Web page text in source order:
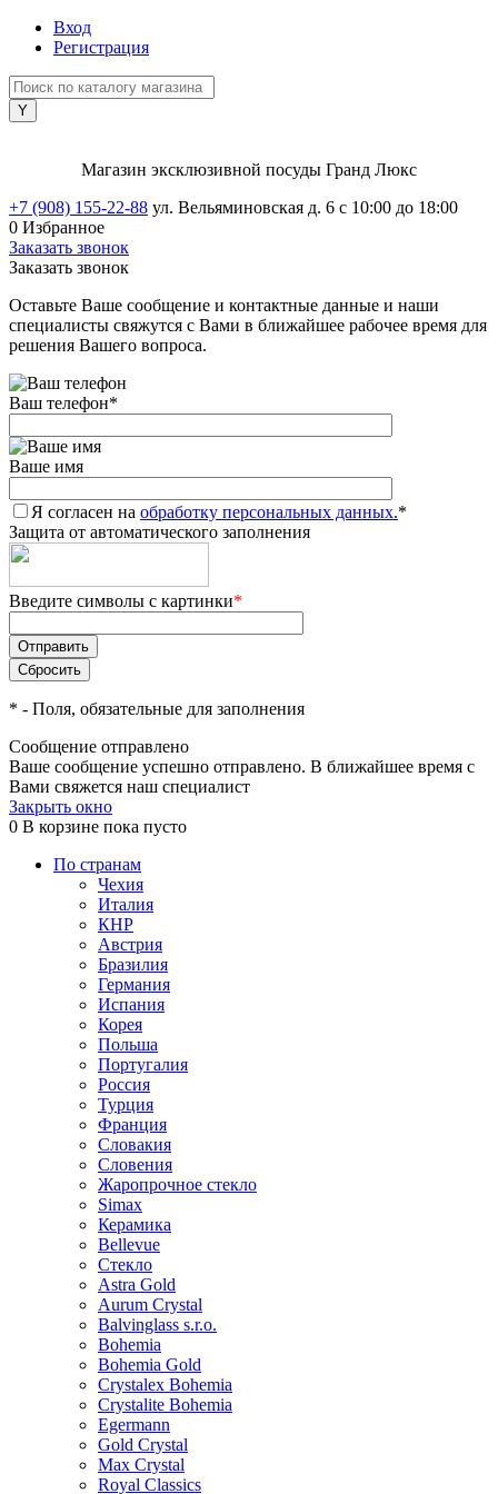
Вход
Регистрация
Магазин эксклюзивной посуды Гранд Люкс
+7 (908) 155-22-88 ул. Вельяминовская д. 6 с 10:00 до 18:00
0 Избранное
Заказать звонок
Заказать звонок
Оставьте Ваше сообщение и контактные данные и наши
специалисты свяжутся с Вами в ближайшее рабочее время для
решения Вашего вопроса.
Ваш телефон*
Ваше имя
Я согласен на обработку персональных данных.*
Защита от автоматического заполнения
Введите символы с картинки*
* - Поля, обязательные для заполнения
Сообщение отправлено
Ваше сообщение успешно отправлено. В ближайшее время с
Вами свяжется наш специалист
Закрыть окно
0 В корзине пока пусто
По странам
Чехия
Италия
КНР
Австрия
Бразилия
Германия
Испания
Корея
Польша
Португалия
Россия
Турция
Франция
Словакия
Словения
Жаропрочное стекло
Simax
Керамика
Bellevue
Стекло
Astra Gold
Aurum Crystal
Balvinglass s.r.o.
Bohemia
Bohemia Gold
Crystalex Bohemia
Crystalite Bohemia
Egermann
Gold Crystal
Max Crystal
Royal Classics